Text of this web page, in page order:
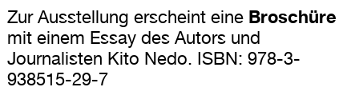
Zur Ausstellung erscheint eine Broschüre
mit einem Essay des Autors und
Journalisten Kito Nedo. ISBN: 978-3-
938515-29-7